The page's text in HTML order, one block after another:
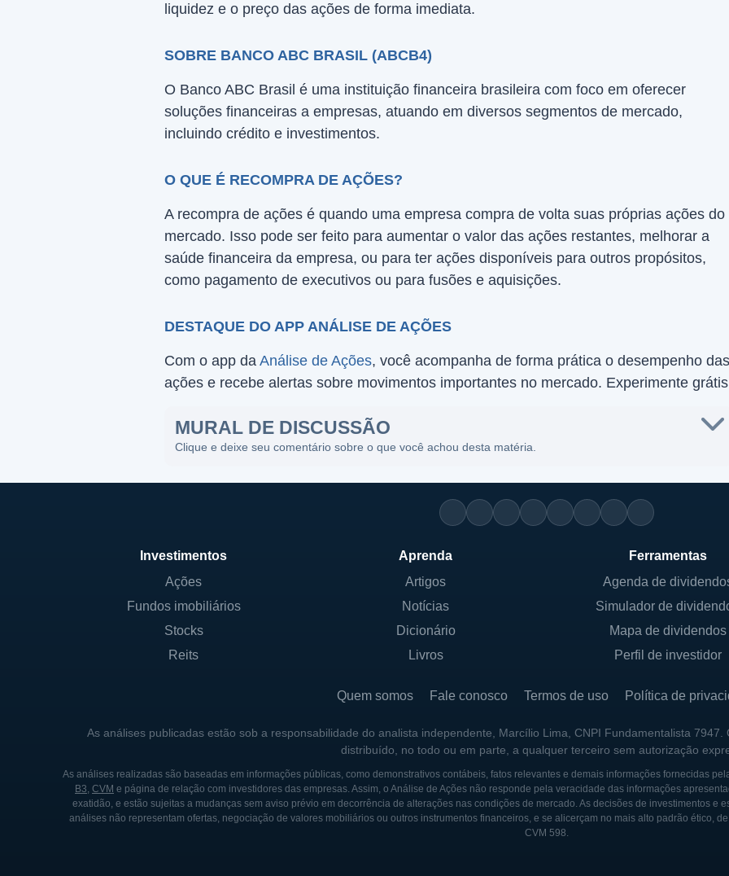
liquidez e o preço das ações de forma imediata.
SOBRE BANCO ABC BRASIL (ABCB4)
O Banco ABC Brasil é uma instituição financeira brasileira com foco em oferecer
soluções financeiras a empresas, atuando em diversos segmentos de mercado,
incluindo crédito e investimentos.
O QUE É RECOMPRA DE AÇÕES?
A recompra de ações é quando uma empresa compra de volta suas próprias ações do
mercado. Isso pode ser feito para aumentar o valor das ações restantes, melhorar a
saúde financeira da empresa, ou para ter ações disponíveis para outros propósitos,
como pagamento de executivos ou para fusões e aquisições.
DESTAQUE DO APP ANÁLISE DE AÇÕES
Com o app da Análise de Ações, você acompanha de forma prática o desempenho das
ações e recebe alertas sobre movimentos importantes no mercado. Experimente
MURAL DE DISCUSSÃO
Clique e deixe seu comentário sobre o que você achou desta matéria.
Investimentos
Ações
Fundos imobiliários
Stocks
Reits
Aprenda
Artigos
Notícias
Dicionário
Livros
Ferramentas
Agenda de
Simulador de
Mapa de dividendos
Perfil de investidor
Quem somos Fale conosco Termos de uso Política de
As análises publicadas estão sob a responsabilidade do analista independente, Marcílio Lima, CNPI Fundamentalista
distribuído, no todo ou em parte, a qualquer terceiro sem autorização
As análises realizadas são baseadas em informações públicas, como demonstrativos contábeis, fatos relevantes e demais informações fornecidas
B3, CVM e página de relação com investidores das empresas. Assim, o Análise de Ações não responde pela veracidade das informações
exatidão, e estão sujeitas a mudanças sem aviso prévio em decorrência de alterações nas condições de mercado. As decisões de investimentos e
análises não representam ofertas, negociação de valores mobiliários ou outros instrumentos financeiros, e se alicerçam no mais alto padrão ético,
CVM 598.